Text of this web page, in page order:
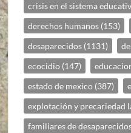
crisis en el sistema
derechos humanos (153)
desaparecidos (1131)
ecocidio (147)
estado de mexico (387)
explotación y precariedad
familiares de